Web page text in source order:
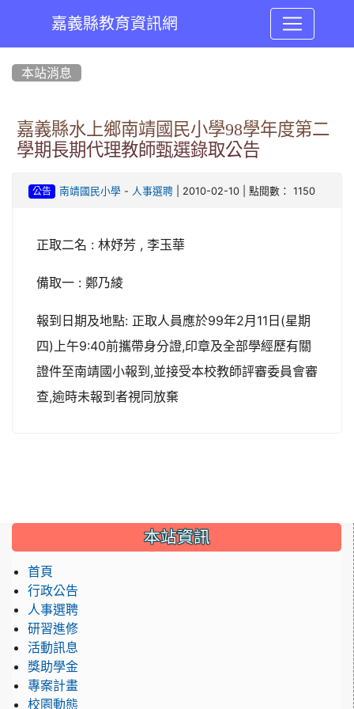
嘉義縣教育資訊網
本站消息
嘉義縣水上鄉南靖國民小學98學年度第二
學期長期代理教師甄選錄取公告
公告 南靖國民小學- 人事選聘| 2010-02-10 | 點閱數： 1150
正取二名 : 林妤芳 , 李玉華
備取一 : 鄭乃綾
報到日期及地點: 正取人員應於99年2月11日(星期
四)上午9:40前攜帶身分證,印章及全部學經歷有關
證件至南靖國小報到,並接受本校教師評審委員會審
查,逾時未報到者視同放棄
::: 本站資訊
首頁
行政公告
人事選聘
研習進修
活動訊息
獎助學金
專案計畫
校園動態